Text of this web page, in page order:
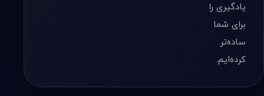
یادگیری را
برای شما
ساده‌تر
کرده‌ایم.